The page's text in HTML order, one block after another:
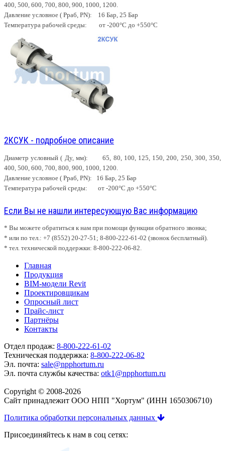
400, 500, 600, 700, 800, 900, 1000, 1200.
Давление условное ( Рраб, PN): 16 Бар, 25 Бар
Температура рабочей среды: от -200°С до +550°С
2КСУК - подробное описание
Диаметр условный ( Ду, мм): 65, 80, 100, 125, 150, 200, 250, 300, 350,
400, 500, 600, 700, 800, 900, 1000, 1200.
Давление условное ( Рраб, PN): 16 Бар, 25 Бар
Температура рабочей среды: от -200°С до +550°С
Если Вы не нашли интересующую Вас информацию
* Вы можете обратиться к нам при помощи функции обратного звонка;
* или по тел.: +7 (8552) 20-27-51; 8-800-222-61-02 (звонок бесплатный).
* тел. технической поддержки: 8-800-222-06-82.
Главная
Продукция
BIM-модели Revit
Проектировщикам
Опросный лист
Прайс-лист
Партнёры
Контакты
Отдел продаж: 8-800-222-61-02
Техническая поддержка: 8-800-222-06-82
Эл. почта: sale@npphortum.ru
Эл. почта службы качества: otk1@npphortum.ru
Copyright © 2008-2026
Cайт принадлежит ООО НПП "Хортум" (ИНН 1650306710)
Политика обработки персональных данных
Присоединяйтесь к нам в соц сетях: